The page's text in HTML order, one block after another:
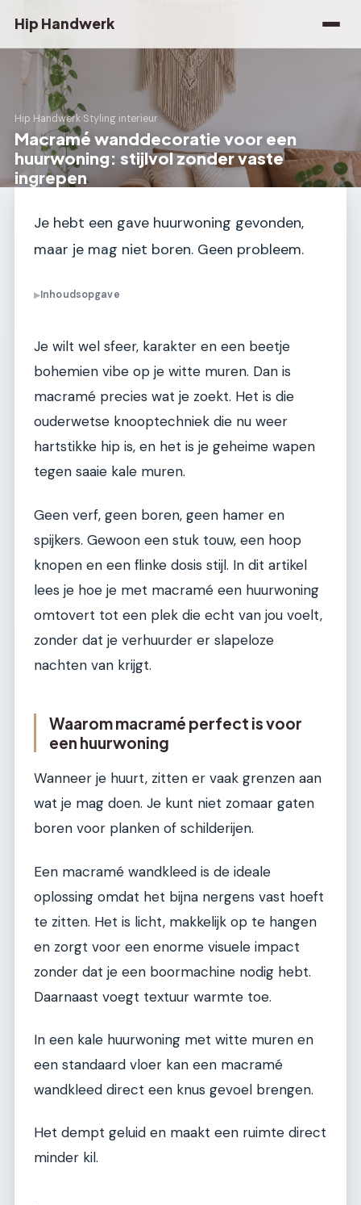
Hip Handwerk
Hip Handwerk›Styling interieur
Macramé wanddecoratie voor een
huurwoning: stijlvol zonder vaste
ingrepen
Je hebt een gave huurwoning gevonden,
maar je mag niet boren. Geen probleem.
▶Inhoudsopgave
Je wilt wel sfeer, karakter en een beetje
bohemien vibe op je witte muren. Dan is
macramé precies wat je zoekt. Het is die
ouderwetse knooptechniek die nu weer
hartstikke hip is, en het is je geheime wapen
tegen saaie kale muren.
Geen verf, geen boren, geen hamer en
spijkers. Gewoon een stuk touw, een hoop
knopen en een flinke dosis stijl. In dit artikel
lees je hoe je met macramé een huurwoning
omtovert tot een plek die echt van jou voelt,
zonder dat je verhuurder er slapeloze
nachten van krijgt.
Waarom macramé perfect is voor
een huurwoning
Wanneer je huurt, zitten er vaak grenzen aan
wat je mag doen. Je kunt niet zomaar gaten
boren voor planken of schilderijen.
Een macramé wandkleed is de ideale
oplossing omdat het bijna nergens vast hoeft
te zitten. Het is licht, makkelijk op te hangen
en zorgt voor een enorme visuele impact
zonder dat je een boormachine nodig hebt.
Daarnaast voegt textuur warmte toe.
In een kale huurwoning met witte muren en
een standaard vloer kan een macramé
wandkleed direct een knus gevoel brengen.
Het dempt geluid en maakt een ruimte direct
minder kil.